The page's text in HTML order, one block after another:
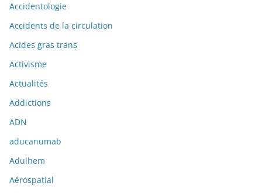
Accidentologie
Accidents de la circulation
Acides gras trans
Activisme
Actualités
Addictions
ADN
aducanumab
Adulhem
Aérospatial